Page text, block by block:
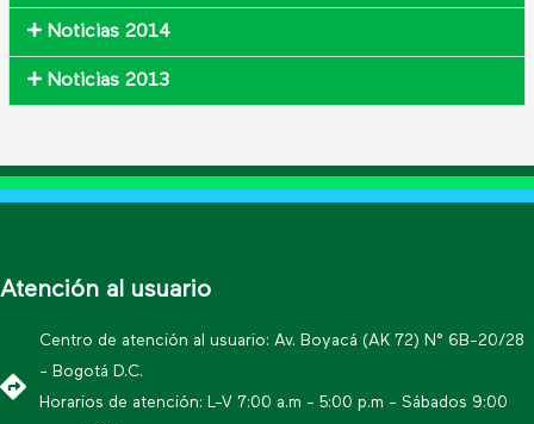
Noticias 2014
Noticias 2013
Atención al usuario
Centro de atención al usuario: Av. Boyacá (AK 72) N° 6B-20/28
- Bogotá D.C.
Horarios de atención: L-V 7:00 a.m - 5:00 p.m - Sábados 9:00